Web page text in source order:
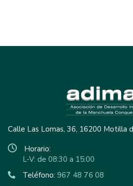
Calle Las Lomas, 36, 16200 Motilla
Horario:
L-V: de 08:30 a 15:00
Teléfono: 967 48 76 08